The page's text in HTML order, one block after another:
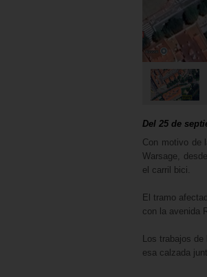
Del 25 de
Con motivo de
Warsage,
el carril bici.
El tramo
con la avenida
Los trabajos
esa calzada